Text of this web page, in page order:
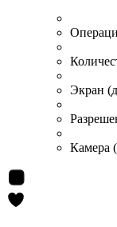
Экран
Камера